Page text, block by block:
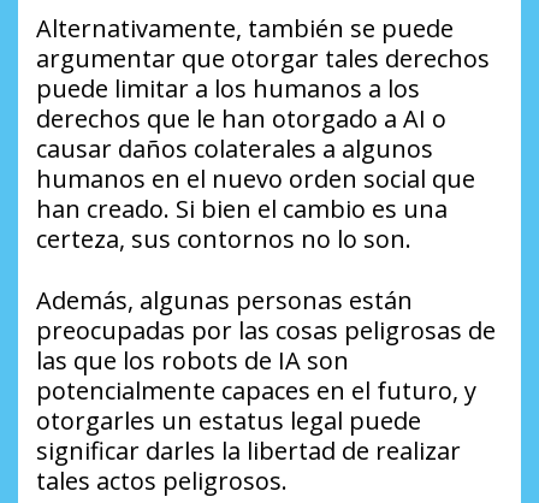
Alternativamente, también se puede
argumentar que otorgar tales derechos
puede limitar a los humanos a los
derechos que le han otorgado a AI o
causar daños colaterales a algunos
humanos en el nuevo orden social que
han creado. Si bien el cambio es una
certeza, sus contornos no lo son.
Además, algunas personas están
preocupadas por las cosas peligrosas de
las que los robots de IA son
potencialmente capaces en el futuro, y
otorgarles un estatus legal puede
significar darles la libertad de realizar
tales actos peligrosos.